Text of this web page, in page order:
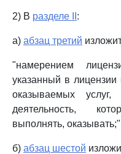
2) В разделе II :
а) абзац третий
"намерением
указанный в
оказываемых услуг,
деятельность,
выполнять,
б) абзац шестой